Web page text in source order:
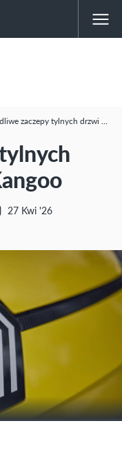
Wadliwe zaczepy tylnych drzwi w Renault Kangoo
27 Kwi '26